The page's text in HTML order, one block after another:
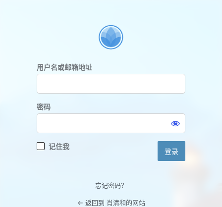
用户名或邮箱地址
密码
记住我
忘记密码？
← 返回到 肖清和的网站